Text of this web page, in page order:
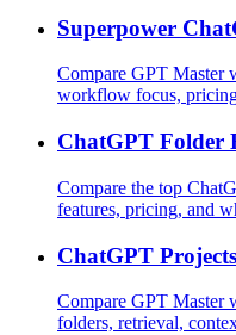
Superpower
Compare GPT Master
workflow focus,
ChatGPT Folder
Compare the top
features, pricing, and
ChatGPT Projects
Compare GPT Master
folders, retrieval,